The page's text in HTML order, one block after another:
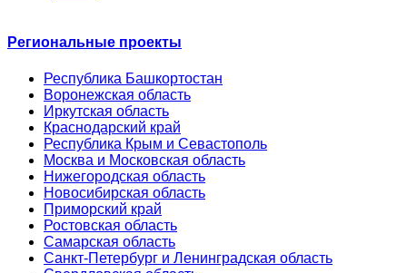
Региональные проекты
Республика Башкортостан
Воронежская область
Иркутская область
Краснодарский край
Республика Крым и Севастополь
Москва и Московская область
Нижегородская область
Новосибирская область
Приморский край
Ростовская область
Самарская область
Санкт-Петербург и Ленинградская область